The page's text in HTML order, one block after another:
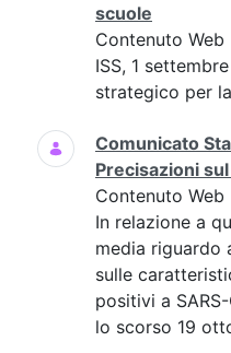
scuole
Contenuto Web
ISS, 1 settembre
strategico per
Comunicato
Precisazioni
Contenuto Web
In relazione a
media riguardo
sulle
positivi a
lo scorso 19